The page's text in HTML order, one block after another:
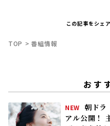
この記事をシェ
TOP 番組情報
おす
NEW 朝ドラ
アル公開！